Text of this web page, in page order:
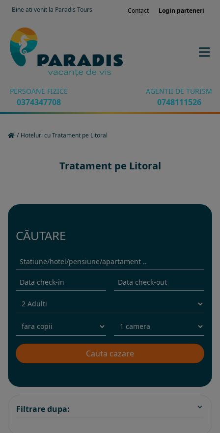
Bine ati venit la Paradis Tours Contact Login parteneri
PERSOANE FIZICE
0374347708
AGENTII DE TURISM
0748111526
/ Hoteluri cu Tratament pe Litoral
Tratament pe Litoral
CĂUTARE
Filtrare dupa: